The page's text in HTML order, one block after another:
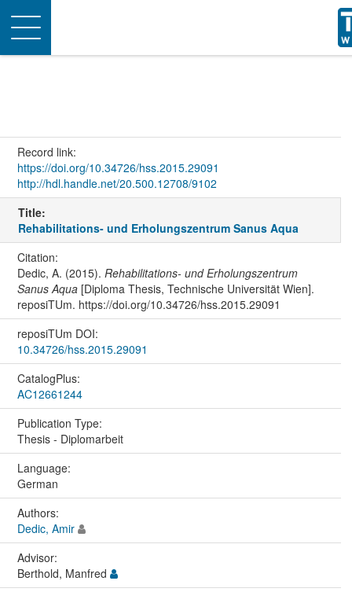
Toggle
navigation
Record link:
https://doi.org/10.34726/hss.2015.29091
http://hdl.handle.net/20.500.12708/9102
Title:
Rehabilitations- und Erholungszentrum Sanus Aqua
Citation:
Dedic, A. (2015). Rehabilitations- und Erholungszentrum
Sanus Aqua[Diploma Thesis, Technische Universität Wien].
reposiTUm. https://doi.org/10.34726/hss.2015.29091
reposiTUm DOI:
10.34726/hss.2015.29091
CatalogPlus:
AC12661244
Publication Type:
Thesis - Diplomarbeit
Language:
German
Authors:
Dedic, Amir
Advisor:
Berthold, Manfred